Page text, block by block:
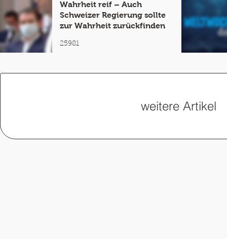
Wahrheit reif – Auch
Schweizer Regierung sollte
zur Wahrheit zurückfinden
25981
weitere Artikel